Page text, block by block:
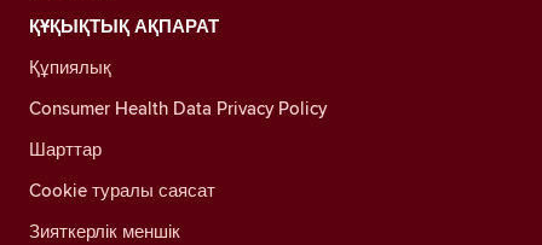
ҚҰҚЫҚТЫҚ АҚПАРАТ
Құпиялық
Consumer Health Data Privacy Policy
Шарттар
Cookie туралы саясат
Зияткерлік меншік